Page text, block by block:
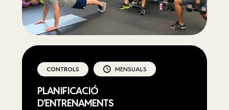
CONTROLS MENSUALS
PLANIFICACIÓ
D'ENTRENAMENTS